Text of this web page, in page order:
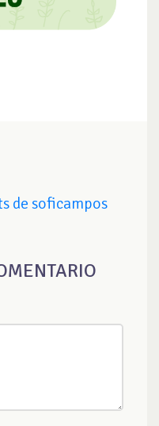
de soficampos